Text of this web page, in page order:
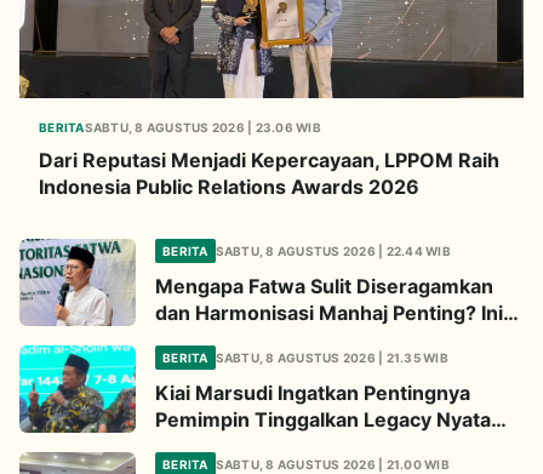
BERITASABTU, 8 AGUSTUS 2026 | 23.06 WIB
Dari Reputasi Menjadi Kepercayaan, LPPOM Raih
Indonesia Public Relations Awards 2026
BERITA SABTU, 8 AGUSTUS 2026 | 22.44 WIB
Mengapa Fatwa Sulit Diseragamkan
dan Harmonisasi Manhaj Penting? Ini
Penjelasan Kiai Cholil
BERITA SABTU, 8 AGUSTUS 2026 | 21.35 WIB
Kiai Marsudi Ingatkan Pentingnya
Pemimpin Tinggalkan Legacy Nyata
untuk Umat
BERITA SABTU, 8 AGUSTUS 2026 | 21.00 WIB